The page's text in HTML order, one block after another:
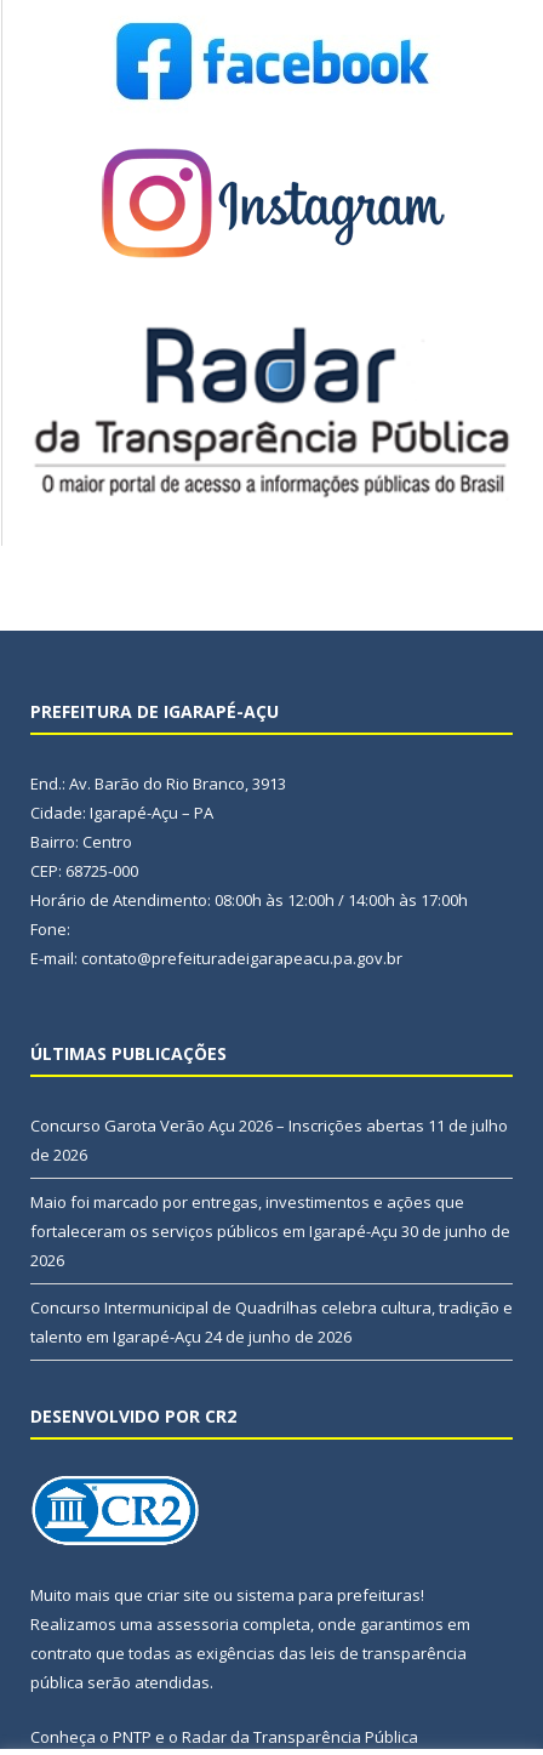
PREFEITURA DE IGARAPÉ-AÇU
End.: Av. Barão do Rio Branco, 3913
Cidade: Igarapé-Açu – PA
Bairro: Centro
CEP: 68725-000
Horário de Atendimento: 08:00h às 12:00h / 14:00h às 17:00h
Fone:
E-mail: contato@prefeituradeigarapeacu.pa.gov.br
ÚLTIMAS PUBLICAÇÕES
Concurso Garota Verão Açu 2026 – Inscrições abertas 11 de julho
de 2026
Maio foi marcado por entregas, investimentos e ações que
fortaleceram os serviços públicos em Igarapé-Açu 30 de junho de
2026
Concurso Intermunicipal de Quadrilhas celebra cultura, tradição e
talento em Igarapé-Açu 24 de junho de 2026
DESENVOLVIDO POR CR2
Muito mais que criar site ou sistema para prefeituras!
Realizamos uma assessoria completa, onde garantimos em
contrato que todas as exigências das leis de transparência
pública serão atendidas.
Conheça o PNTP e o Radar da Transparência Pública